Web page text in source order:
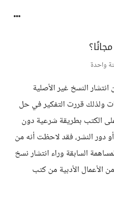
واحدة
النسخ غير الأصلية
ولذلك قررت التفكير في حل
الكتب بطريقة شرعية دون
دور النشر، فقد لاحظت أنه من
السابقة وراء انتشار نسخ
الأعمال الأدبية من كتب